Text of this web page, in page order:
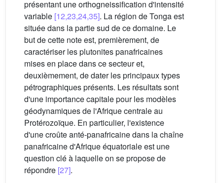
présentant une orthogneissification d'intensité
variable [12,23,24,35]. La région de Tonga est
située dans la partie sud de ce domaine. Le
but de cette note est, premièrement, de
caractériser les plutonites panafricaines
mises en place dans ce secteur et,
deuxièmement, de dater les principaux types
pétrographiques présents. Les résultats sont
d'une importance capitale pour les modèles
géodynamiques de l'Afrique centrale au
Protérozoïque. En particulier, l'existence
d'une croûte anté-panafricaine dans la chaîne
panafricaine d'Afrique équatoriale est une
question clé à laquelle on se propose de
répondre [27].